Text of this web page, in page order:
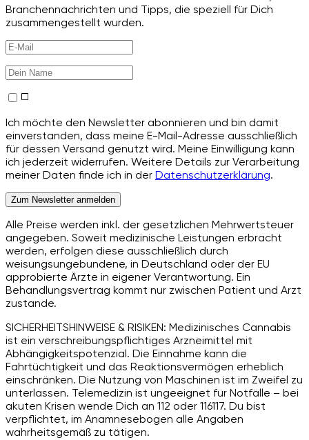
Branchennachrichten und Tipps, die speziell für Dich
zusammengestellt wurden.
Ich möchte den Newsletter abonnieren und bin damit
einverstanden, dass meine E-Mail-Adresse ausschließlich
für dessen Versand genutzt wird. Meine Einwilligung kann
ich jederzeit widerrufen. Weitere Details zur Verarbeitung
meiner Daten finde ich in der Datenschutzerklärung.
Zum Newsletter anmelden
Alle Preise werden inkl. der gesetzlichen Mehrwertsteuer
angegeben. Soweit medizinische Leistungen erbracht
werden, erfolgen diese ausschließlich durch
weisungsungebundene, in Deutschland oder der EU
approbierte Ärzte in eigener Verantwortung. Ein
Behandlungsvertrag kommt nur zwischen Patient und Arzt
zustande.
SICHERHEITSHINWEISE & RISIKEN: Medizinisches Cannabis
ist ein verschreibungspflichtiges Arzneimittel mit
Abhängigkeitspotenzial. Die Einnahme kann die
Fahrtüchtigkeit und das Reaktionsvermögen erheblich
einschränken. Die Nutzung von Maschinen ist im Zweifel zu
unterlassen. Telemedizin ist ungeeignet für Notfälle – bei
akuten Krisen wende Dich an 112 oder 116117. Du bist
verpflichtet, im Anamnesebogen alle Angaben
wahrheitsgemäß zu tätigen.